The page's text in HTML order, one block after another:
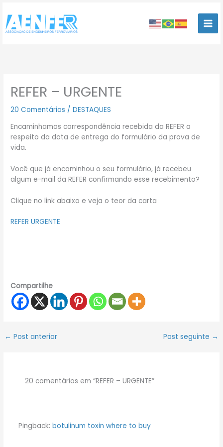
para
conteúdo
REFER – URGENTE
20 Comentários /DESTAQUES
Encaminhamos correspondência recebida da REFER a
respeito da data de entrega do formulário da prova de
vida.
Você que já encaminhou o seu formulário, já recebeu
algum e-mail da REFER confirmando esse recebimento?
Clique no link abaixo e veja o teor da carta
REFER URGENTE
Compartilhe
← Post anterior Post seguinte →
20 comentários em “REFER – URGENTE”
Pingback: botulinum toxin where to buy